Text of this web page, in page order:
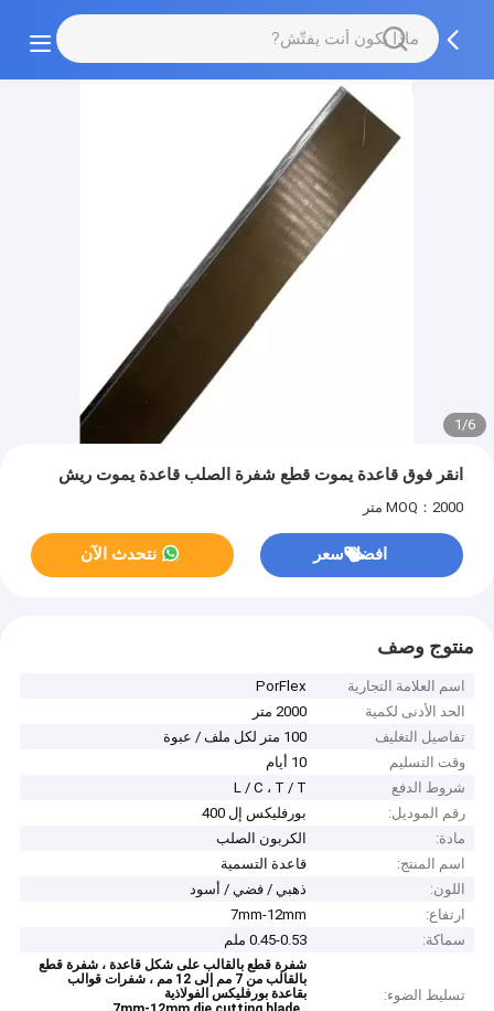
1/6
انقر فوق قاعدة يموت قطع شفرة الصلب قاعدة يموت ريش
MOQ：2000 متر
افضل سعر نتحدث الآن
منتوج وصف
اسم العلامة التجارية
PorFlex
الحد الأدنى لكمية
2000 متر
تفاصيل التغليف
100 متر لكل ملف / عبوة
وقت التسليم
10 أيام
شروط الدفع
L / C ، T / T
رقم الموديل:
بورفليكس إل 400
مادة:
الكربون الصلب
اسم المنتج:
قاعدة التسمية
اللون:
ذهبي / فضي / أسود
ارتفاع:
7mm-12mm
سماكة:
0.45-0.53 ملم
تسليط الضوء:
شفرة قطع بالقالب على شكل قاعدة ، شفرة قطع
بالقالب من 7 مم إلى 12 مم ، شفرات قوالب
بقاعدة بورفليكس الفولاذية